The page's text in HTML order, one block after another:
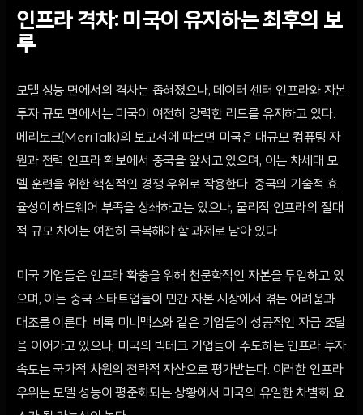
인프라 격차: 미국이 유지하는 최후의 보
루
모델 성능 면에서의 격차는 좁혀졌으나, 데이터 센터 인프라와 자본
투자 규모 면에서는 미국이 여전히 강력한 리드를 유지하고 있다.
메리토크(MeriTalk)의 보고서에 따르면 미국은 대규모 컴퓨팅 자
원과 전력 인프라 확보에서 중국을 앞서고 있으며, 이는 차세대 모
델 훈련을 위한 핵심적인 경쟁 우위로 작용한다. 중국의 기술적 효
율성이 하드웨어 부족을 상쇄하고는 있으나, 물리적 인프라의 절대
적 규모 차이는 여전히 극복해야 할 과제로 남아 있다.
미국 기업들은 인프라 확충을 위해 천문학적인 자본을 투입하고 있
으며, 이는 중국 스타트업들이 민간 자본 시장에서 겪는 어려움과
대조를 이룬다. 비록 미니맥스와 같은 기업들이 성공적인 자금 조달
을 이어가고 있으나, 미국의 빅테크 기업들이 주도하는 인프라 투자
속도는 국가적 차원의 전략적 자산으로 평가받는다. 이러한 인프라
우위는 모델 성능이 평준화되는 상황에서 미국의 유일한 차별화 요